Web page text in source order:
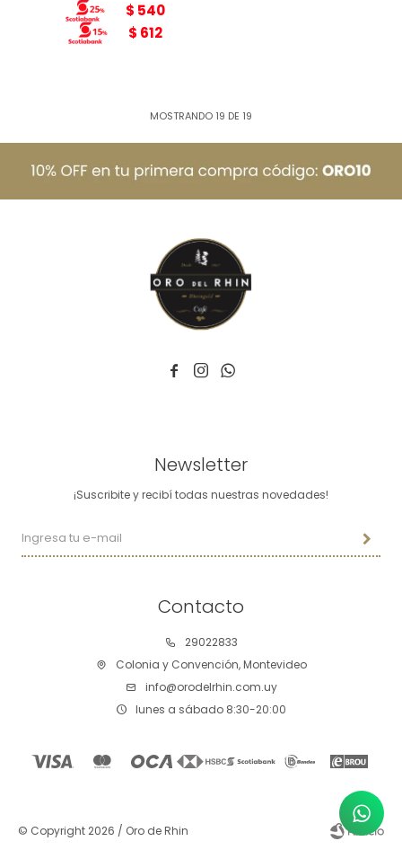
$ 540
$ 612
MOSTRANDO 19 DE 19
  
Contacto
29022833
Colonia y Convención, Montevideo
info@orodelrhin.com.uy
lunes a sábado 8:30-20:00
Newsletter
¡Suscribite y recibí todas nuestras novedades!
© Copyright 2026 / Oro de Rhin